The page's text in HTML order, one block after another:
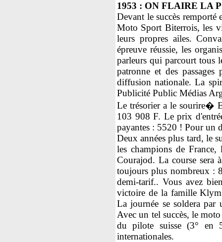
1953 : ON FLAIRE LA
Devant le succès remporté
Moto Sport Biterrois, les
leurs propres ailes.
épreuve réussie, les
parleurs qui parcourt tous
patronne et des
diffusion nationale. La
Publicité Public Médias
Le trésorier a le sourire�
103 908 F. Le prix
payantes : 5520 ! Pour un
Deux années plus tard, le
les champions de
Courajod. La course sera
toujours plus nombreux :
demi-tarif.. Vous avez
victoire de la famille
La journée se soldera par
Avec un tel succès, le
du pilote suisse (3° en
internationales.